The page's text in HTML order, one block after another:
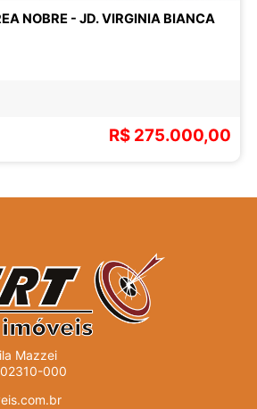
NOBRE - JD. VIRGINIA BIANCA
R$ 275.000,00
Mazzei
02310-000